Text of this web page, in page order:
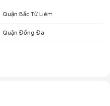
Quận Bắc Từ Liêm
Quận Đống Đa